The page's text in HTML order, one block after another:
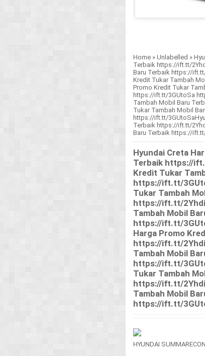
Home» Unlabelled »
Terbaik https://ift.tt/
Baru Terbaik https://
Kredit Tukar Tambah
Promo Kredit Tukar
https://ift.tt/3GUtoSa
Tambah Mobil Baru
Tukar Tambah Mobil
https://ift.tt/
Terbaik https://ift.tt/
Baru Terbaik https://
Hyundai Creta
Terbaik https://
Kredit Tukar
https://ift.tt/
Tukar Tambah
https://ift.tt/
Tambah Mobil
https://ift.tt/
Harga Promo
https://ift.tt/
Tambah Mobil
https://ift.tt/
Tukar Tambah
https://ift.tt/
Tambah Mobil
https://ift.tt/
HYUNDAI